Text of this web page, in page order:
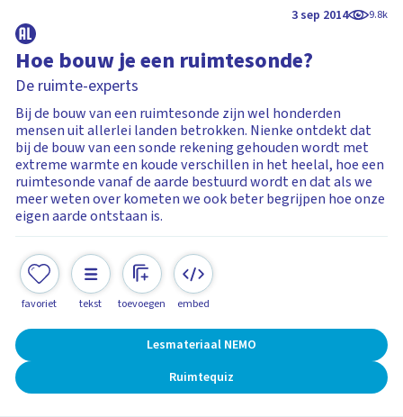
3 sep 2014 9.8k
Hoe bouw je een ruimtesonde?
De ruimte-experts
Bij de bouw van een ruimtesonde zijn wel honderden
mensen uit allerlei landen betrokken. Nienke ontdekt dat
bij de bouw van een sonde rekening gehouden wordt met
extreme warmte en koude verschillen in het heelal, hoe een
ruimtesonde vanaf de aarde bestuurd wordt en dat als we
meer weten over kometen we ook beter begrijpen hoe onze
eigen aarde ontstaan is.
favoriet tekst toevoegen embed
Lesmateriaal NEMO
Ruimtequiz